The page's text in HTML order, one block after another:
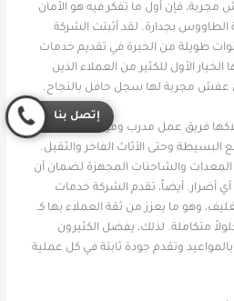
فإن أول ما تفكر فيه هو الأمان
الطاووس بجدارة. لقد أثبتت الشركة
طويلة من الخبرة في تقديم خدمات
الخيار الأول للكثير من العملاء الذين
عفش مجربة لها سجل حافل بالنجاح.
فريق عمل مدرب ومؤهل للتعامل مع
البسيطة وحتى الأثاث الفاخر والثقيل.
والشاحنات المجهزة لضمان أن
أضرار. أيضاً، تقدم الشركة خدمات
وهو ما يعزز من ثقة العملاء بها كـ
متكاملة. لذلك، يفضل الكثيرون
بالمواعيد وتقدم جودة ثابتة في كل عملية
إتصل بنا